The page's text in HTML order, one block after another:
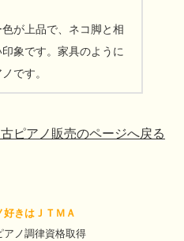
が上品で、ネコ脚と相
象です。家具のように
です。
ピアノ販売のページへ戻る
きはＪＴＭＡ
アノ調律資格取得